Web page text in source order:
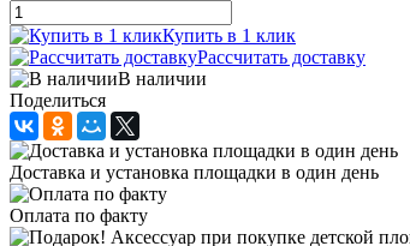
Купить в 1 клик
Рассчитать доставку
В наличии
Поделиться
Доставка и установка площадки в один день
Оплата по факту